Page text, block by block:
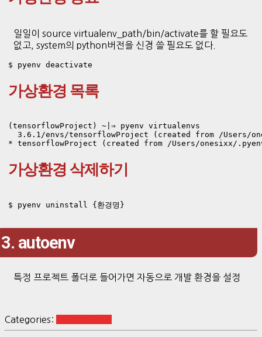
일일이 source virtualenv_path/bin/activate를 할 필요도
없고, system의 python버전을 신경 쓸 필요도 없다.
$ pyenv deactivate
가상환경 목록
(tensorflowProject) ~|⇒ pyenv virtualenvs
3.6.1/envs/tensorflowProject (created from /Users/
가상환경 삭제하기
$ pyenv uninstall {환경명}
3. autoenv
특정 프로젝트 폴더로 들어가면 자동으로 개발 환경을 설정
Categories: